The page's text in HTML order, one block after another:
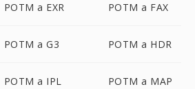
POTM a EXR POTM a FAX
POTM a G3 POTM a HDR
POTM a IPL POTM a MAP